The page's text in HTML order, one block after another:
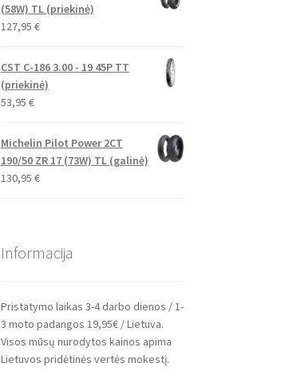
(58W) TL (priekinė)
127,95 €
CST C-186 3.00 - 19 45P TT
(priekinė)
53,95 €
Michelin Pilot Power 2CT
190/50 ZR 17 (73W) TL (galinė)
130,95 €
Informacija
Pristatymo laikas 3-4 darbo dienos / 1-
3 moto padangos 19,95€ / Lietuva.
Visos mūsų nurodytos kainos apima
Lietuvos pridėtinės vertės mokestį.